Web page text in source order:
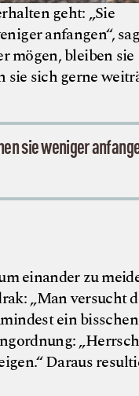
geht: „Sie
anfangen“,
mögen, bleiben sie
sie sich gerne
sie weniger
einander zu
„Man versucht
ein
Daraus